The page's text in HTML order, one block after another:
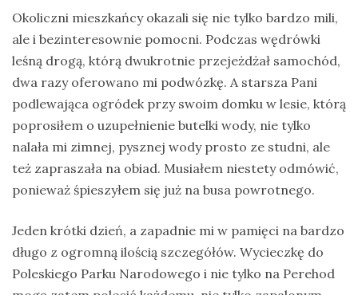
Okoliczni mieszkańcy okazali się nie tylko bardzo mili,
ale i bezinteresownie pomocni. Podczas wędrówki
leśną drogą, którą dwukrotnie przejeżdżał samochód,
dwa razy oferowano mi podwózkę. A starsza Pani
podlewająca ogródek przy swoim domku w lesie, którą
poprosiłem o uzupełnienie butelki wody, nie tylko
nalała mi zimnej, pysznej wody prosto ze studni, ale
też zapraszała na obiad. Musiałem niestety odmówić,
ponieważ śpieszyłem się już na busa powrotnego.
Jeden krótki dzień, a zapadnie mi w pamięci na bardzo
długo z ogromną ilością szczegółów. Wycieczkę do
Poleskiego Parku Narodowego i nie tylko na Perehod